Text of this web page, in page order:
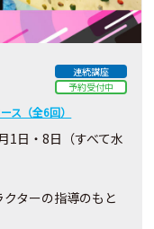
連続講座
予約受付中
ス（全6回）
1日・8日（すべて水
ターの指導のもと